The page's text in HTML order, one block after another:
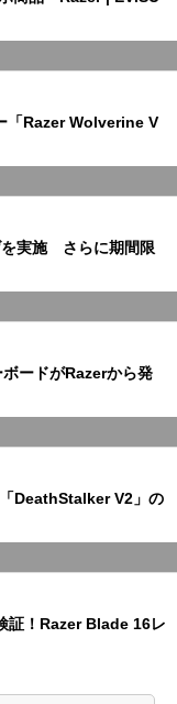
「Razer Wolverine V
を実施 さらに期間限
ードがRazerから発
DeathStalker V2」の
証！Razer Blade 16レ